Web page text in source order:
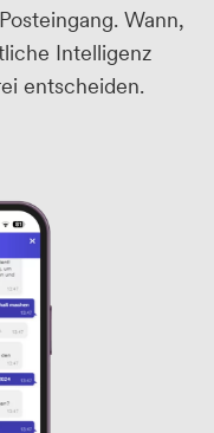
Wann,
Intelligenz
entscheiden.